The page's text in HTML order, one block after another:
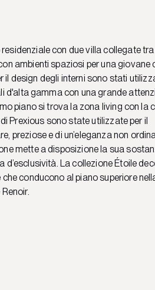
con due villa collegate
ambienti spaziosi per una giovane
il design degli interni sono stati
d'alta gamma con una grande
piano si trova la zona living con la
Prexious sono state utilizzate per il
preziose e di un’eleganza non
mette a disposizione la sua
d’esclusività. La collezione Étoile
che conducono al piano superiore